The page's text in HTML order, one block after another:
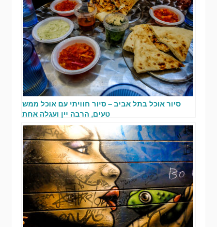
סיור אוכל בתל אביב – סיור חוויתי עם אוכל ממש
טעים, הרבה יין ועגלה אחת